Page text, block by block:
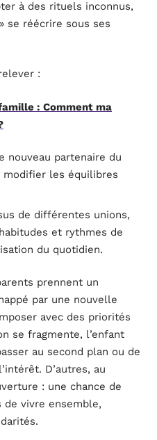
à des rituels inconnus,
se réécrire sous ses
:
: Comment ma
nouveau partenaire du
les équilibres
de différentes unions,
et rythmes de
du quotidien.
prennent un
par une nouvelle
avec des priorités
se fragmente, l’enfant
au second plan ou de
D’autres, au
: une chance de
de vivre ensemble,